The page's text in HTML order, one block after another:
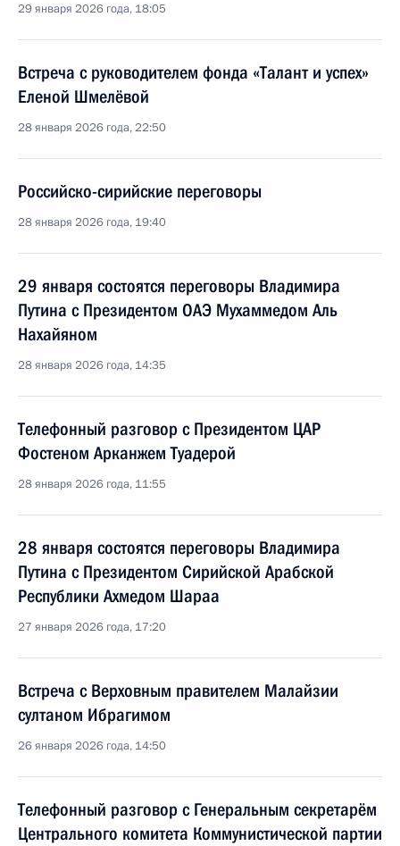
29 января 2026 года, 18:05
Встреча с руководителем фонда «Талант и успех»
Еленой Шмелёвой
28 января 2026 года, 22:50
Российско-сирийские переговоры
28 января 2026 года, 19:40
29 января состоятся переговоры Владимира
Путина с Президентом ОАЭ Мухаммедом Аль
Нахайяном
28 января 2026 года, 14:35
Телефонный разговор с Президентом ЦАР
Фостеном Арканжем Туадерой
28 января 2026 года, 11:55
28 января состоятся переговоры Владимира
Путина с Президентом Сирийской Арабской
Республики Ахмедом Шараа
27 января 2026 года, 17:20
Встреча с Верховным правителем Малайзии
султаном Ибрагимом
26 января 2026 года, 14:50
Телефонный разговор с Генеральным секретарём
Центрального комитета Коммунистической партии